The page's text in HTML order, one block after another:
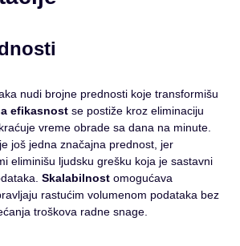
nudi brojne prednosti koje transformišu
efikasnost se postiže kroz eliminaciju
vreme obrade sa dana na minute.
je još jedna značajna prednost, jer
eliminišu ljudsku grešku koja je sastavni
Skalabilnost omogućava
rastućim volumenom podataka bez
troškova radne snage.